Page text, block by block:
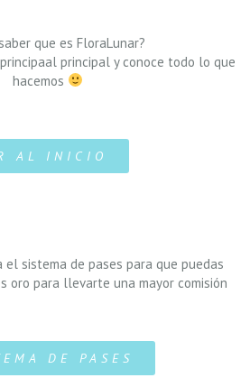
que es FloraLunar?
principal y conoce todo lo que
hacemos
AL INICIO
el sistema de pases para que puedas
oro para llevarte una mayor comisión
DE PASES